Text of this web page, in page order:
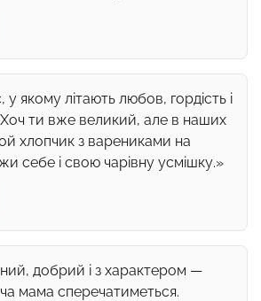
якому літають любов, гордість і
ти вже великий, але в наших
хлопчик з варениками на
себе і свою чарівну усмішку.»
добрий і з характером —
мама сперечатиметься.